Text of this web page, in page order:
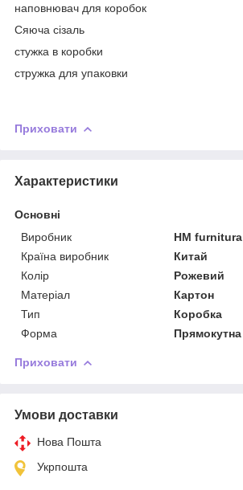
наповнювач для коробок
Сяюча сізаль
стужка в коробки
стружка для упаковки
Приховати
Характеристики
Основні
Виробник
HM furnitura
Країна виробник
Китай
Колір
Рожевий
Матеріал
Картон
Тип
Коробка
Форма
Прямокутна
Приховати
Умови доставки
Нова Пошта
Укрпошта